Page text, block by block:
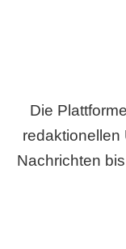
Die
redaktionellen
Nachrichten